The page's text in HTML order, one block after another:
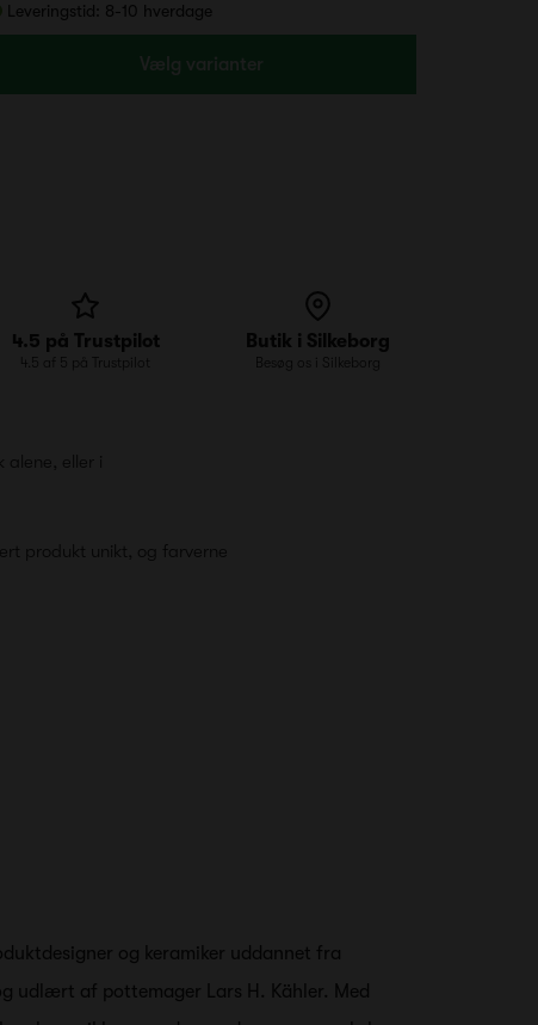
Leveringstid: 8-10 hverdage
Vælg varianter
4.5 på Trustpilot
4.5 af 5 på Trustpilot
Butik i Silkeborg
Besøg os i Silkeborg
eller i
produkt unikt, og farverne
og keramiker uddannet fra
udlært af pottemager Lars H. Kähler. Med